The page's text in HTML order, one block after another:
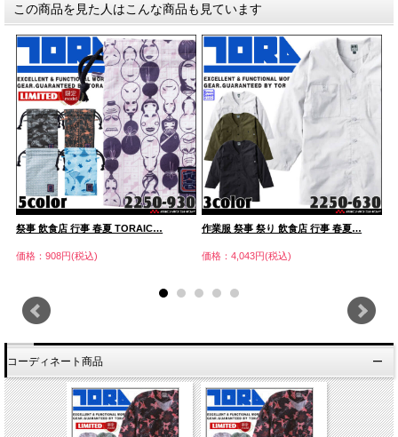
この商品を見た人はこんな商品も見ています
祭事 飲食店 行事 春夏 TORAIC…
価格：908円(税込)
作業服 祭事 祭り 飲食店 行事 春夏…
価格：4,043円(税込)
コーディネート商品